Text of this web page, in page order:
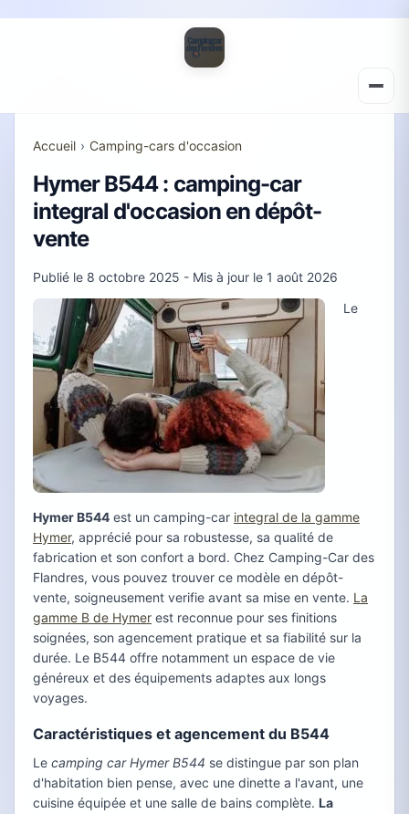
Accueil › Camping-cars d'occasion
Hymer B544 : camping-car
integral d'occasion en dépôt-
vente
Publié le 8 octobre 2025 - Mis à jour le 1 août 2026
Le
Hymer B544 est un camping-car integral de la gamme
Hymer, apprécié pour sa robustesse, sa qualité de
fabrication et son confort a bord. Chez Camping-Car des
Flandres, vous pouvez trouver ce modèle en dépôt-
vente, soigneusement verifie avant sa mise en vente. La
gamme B de Hymer est reconnue pour ses finitions
soignées, son agencement pratique et sa fiabilité sur la
durée. Le B544 offre notamment un espace de vie
généreux et des équipements adaptes aux longs
voyages.
Caractéristiques et agencement du B544
Le camping car Hymer B544 se distingue par son plan
d'habitation bien pense, avec une dinette a l'avant, une
cuisine équipée et une salle de bains complète. La